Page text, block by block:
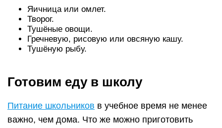
Яичница или омлет.
Творог.
Тушёные овощи.
Гречневую, рисовую или овсяную кашу.
Тушёную рыбу.
Готовим еду в школу
Питание школьников в учебное время не менее
важно, чем дома. Что же можно приготовить